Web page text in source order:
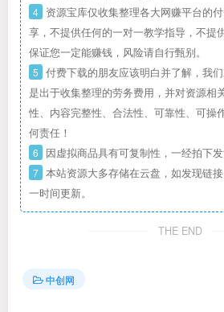
4 资源宝库仅收集整理各大网赚平台的
享，不提供任何的一对一教学指导，不提
保证您一定能赚钱，风险请自行甄别。
5 付费下载的朋友应该明白并了解，我
是出于收集整理的劳务费用，并对资源相
性、内容完整性、合法性、可靠性、可操
何责任！
6 因虚拟商品具有可复制性，一经拍下发
7 本站资源大多存储在云盘，如发现链
一时间更新。
THE END
中创网